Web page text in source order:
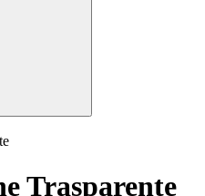
Trasparente